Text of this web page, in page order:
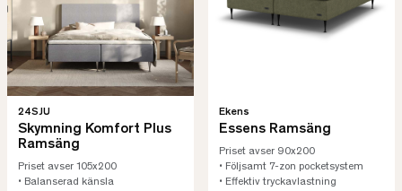
24SJU
Skymning Komfort Plus
Ramsäng
Priset avser 105x200
• Balanserad känsla
Ekens
Essens Ramsäng
Priset avser 90x200
• Följsamt 7-zon pocketsystem
• Effektiv tryckavlastning